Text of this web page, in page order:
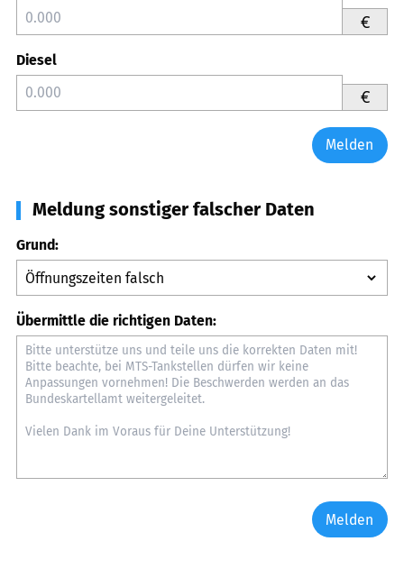
€
Diesel
€
Melden
Meldung sonstiger falscher Daten
Grund:
Übermittle die richtigen Daten:
Melden